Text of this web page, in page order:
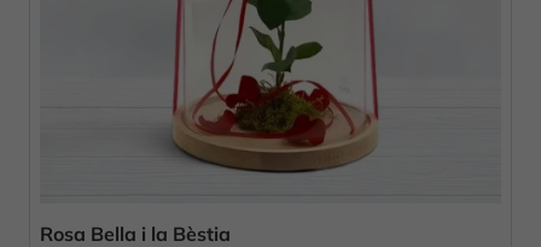
Rosa Bella i la Bèstia